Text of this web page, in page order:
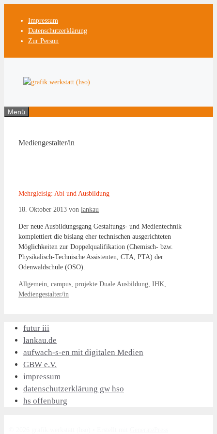
springen
Impressum
Datenschutzerklärung
Zur Person
Menü
Mediengestalter/in
Mehrgleisig: Abi und Ausbildung
18. Oktober 2013 von lankau
Der neue Ausbildungsgang Gestaltungs- und Medientechnik
komplettiert die bislang eher technischen ausgerichteten
Möglichkeiten zur Doppelqualifikation (Chemisch- bzw.
Physikalisch-Technische Assistenten, CTA, PTA) der
Odenwaldschule (OSO).
Kategorien
Allgemein campus projekte Schlagwörter
Duale Ausbildung IHK
Mediengestalter/in
futur iii
lankau.de
aufwach-s-en mit digitalen Medien
GBW e.V.
impressum
datenschutzerklärung gw hso
hs offenburg